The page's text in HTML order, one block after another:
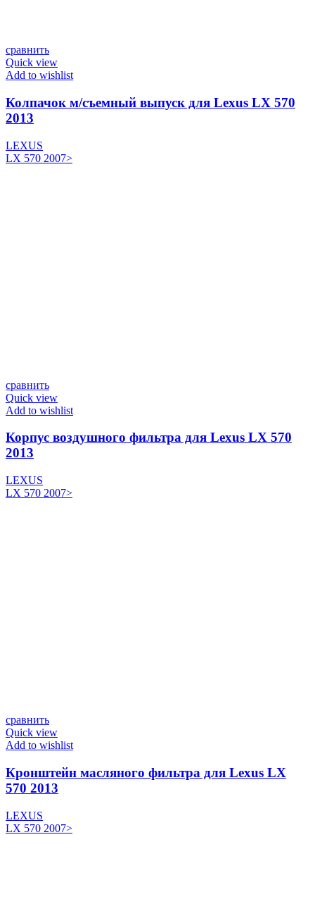
сравнить
Quick view
Add to wishlist
Колпачок м/съемный выпуск для Lexus LX 570
2013
LEXUS
LX 570 2007>
сравнить
Quick view
Add to wishlist
Корпус воздушного фильтра для Lexus LX 570
2013
LEXUS
LX 570 2007>
сравнить
Quick view
Add to wishlist
Кронштейн масляного фильтра для Lexus LX
570 2013
LEXUS
LX 570 2007>